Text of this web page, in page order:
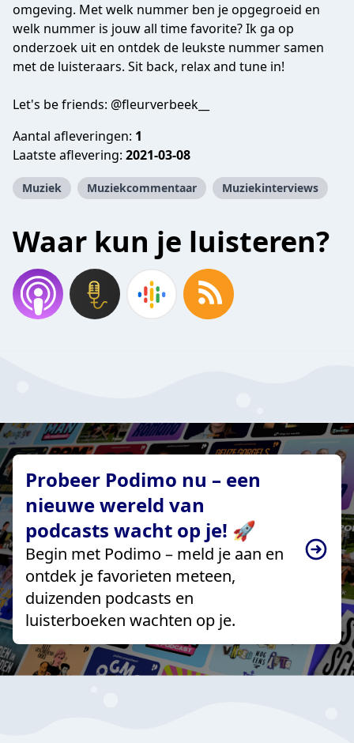
omgeving. Met welk nummer ben je opgegroeid en
welk nummer is jouw all time favorite? Ik ga op
onderzoek uit en ontdek de leukste nummer samen
met de luisteraars. Sit back, relax and tune in!
Let's be friends: @fleurverbeek__
Aantal afleveringen: 1
Laatste aflevering: 2021-03-08
Muziek Muziekcommentaar Muziekinterviews
Waar kun je luisteren?
Probeer Podimo nu – een
nieuwe wereld van
podcasts wacht op je! 🚀
Begin met Podimo – meld je aan en
ontdek je favorieten meteen,
duizenden podcasts en
luisterboeken wachten op je.